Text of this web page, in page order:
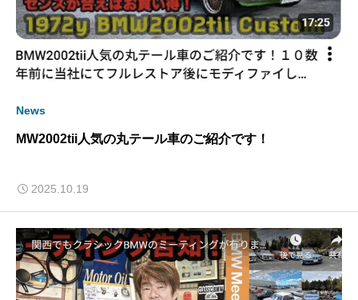
News
MW2002tii人気の丸テール車のご紹介です！
2025.10.19